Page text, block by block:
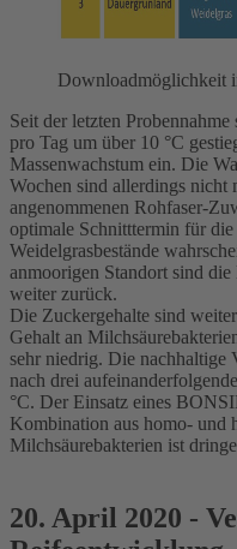
Downloadmöglichkeit
Seit der letzten
pro Tag um über 10 °C
Massenwachstum ein. Die
Wochen sind allerdings nicht
angenommenen Rohfaser-
optimale Schnitttermin für
Weidelgrasbestände
anmoorigen Standort sind
weiter zurück.
Die Zuckergehalte sind
Gehalt an
sehr niedrig. Die nachhaltige
nach drei
°C. Der Einsatz eines
Kombination aus homo- und
Milchsäurebakterien ist
20. April 2020 -